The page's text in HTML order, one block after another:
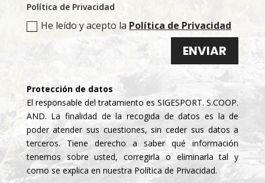
Política de Privacidad
He leído y acepto la Política de Privacidad
ENVIAR
Protección de datos
El responsable del tratamiento es SIGESPORT. S.COOP.
AND. La finalidad de la recogida de datos es la de
poder atender sus cuestiones, sin ceder sus datos a
terceros. Tiene derecho a saber qué información
tenemos sobre usted, corregirla o eliminarla tal y
como se explica en nuestra Política de Privacidad.